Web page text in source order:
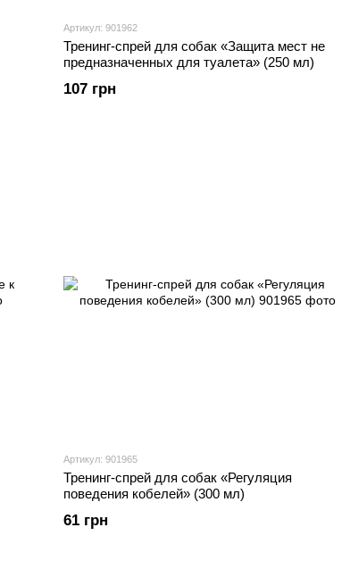
Артикул: 901962
Тренинг-спрей для собак «Защита мест не
предназначенных для туалета» (250 мл)
107 грн
Артикул: 901965
Тренинг-спрей для собак «Регуляция
поведения кобелей» (300 мл)
61 грн